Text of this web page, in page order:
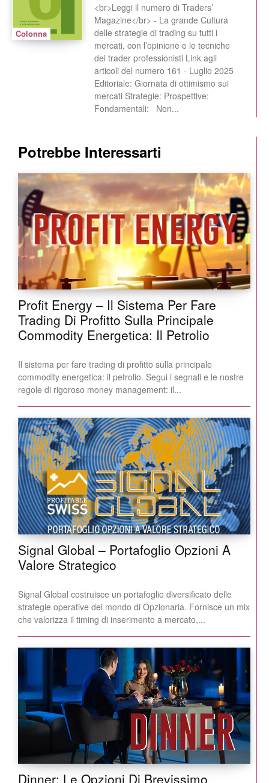
Potrebbe Interessarti
Profit Energy – Il Sistema Per Fare
Trading Di Profitto Sulla Principale
Commodity Energetica: Il Petrolio
Il sistema per fare trading di profitto sulla principale
commodity energetica: il petrolio. Segui i segnali e le nostre
regole di rigoroso money management: il...
Signal Global – Portafoglio Opzioni A
Valore Strategico
Signal Global costruisce un portafoglio diversificato delle
strategie operative del mondo di Opzionaria. Fornisce un mix
che valorizza il timing di inserimento a mercato,...
Dinner: Le Opzioni Di Brevissimo
Colonna
<br>Leggi il numero di Traders’
Magazine</br> - La grande Cultura
delle strategie di trading su tutti i
mercati, con l’opinione e le tecniche
dei trader professionisti Link agli
articoli del numero 161 - Luglio 2025
Editoriale: Giornata di ottimismo sui
mercati Strategie: Prospettive:
Fondamentali: Non...